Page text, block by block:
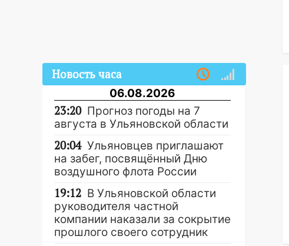
Новость часа
06.08.2026
23:20 Прогноз погоды на 7
августа в Ульяновской области
20:04 Ульяновцев приглашают
на забег, посвящённый Дню
воздушного флота России
19:12 В Ульяновской области
руководителя частной
компании наказали за сокрытие
прошлого своего сотрудник